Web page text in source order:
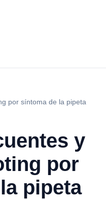
por síntoma de la pipeta
y
por
pipeta